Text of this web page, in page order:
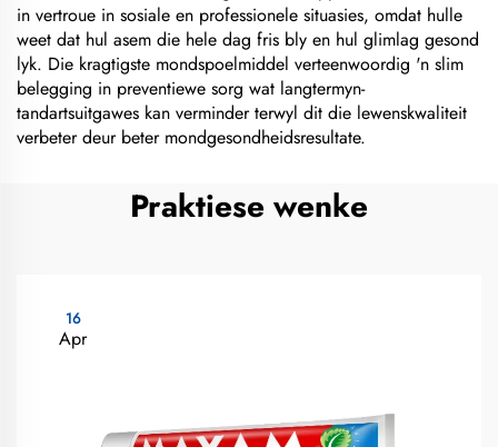
in vertroue in sosiale en professionele situasies, omdat hulle
weet dat hul asem die hele dag fris bly en hul glimlag gesond
lyk. Die kragtigste mondspoelmiddel verteenwoordig 'n slim
belegging in preventiewe sorg wat langtermyn-
tandartsuitgawes kan verminder terwyl dit die lewenskwaliteit
verbeter deur beter mondgesondheidsresultate.
Praktiese wenke
16
Apr